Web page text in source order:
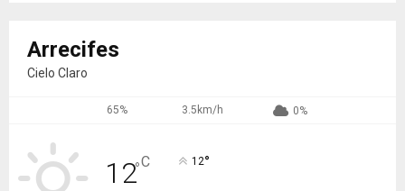
Arrecifes
Cielo Claro
65% 3.5km/h 0%
12°C 12°